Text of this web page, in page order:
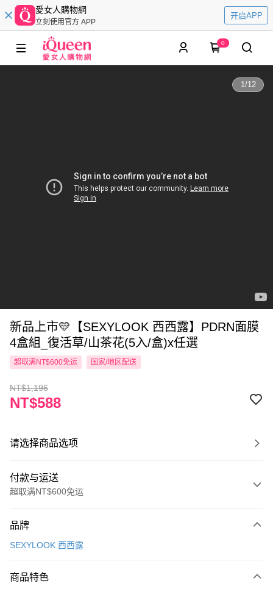
愛女人購物網
立刻使用官方 APP
开启APP
0
1/12
新品上市💛【SEXYLOOK 西西露】PDRN面膜
4盒組_復活草/山茶花(5入/盒)x任選
超取满NT$600免运 国家/地区配送
NT$1,196
NT$588
请选择商品选项
付款与运送
超取满NT$600免运
信用卡一次付款
LINE Pay
品牌
SEXYLOOK 西西露
商品特色